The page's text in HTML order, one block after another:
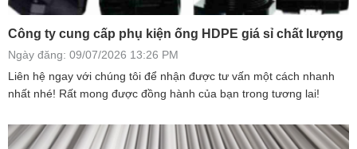
Công ty cung cấp phụ kiện ống HDPE giá sỉ chất lượng
Ngày đăng: 09/07/2026 13:26 PM
Liên hệ ngay với chúng tôi để nhận được tư vấn một cách nhanh
nhất nhé! Rất mong được đồng hành của bạn trong tương lai!